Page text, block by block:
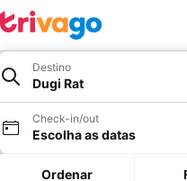
Destino
Dugi Rat
Check-in/out
Escolha as datas
Ordenar